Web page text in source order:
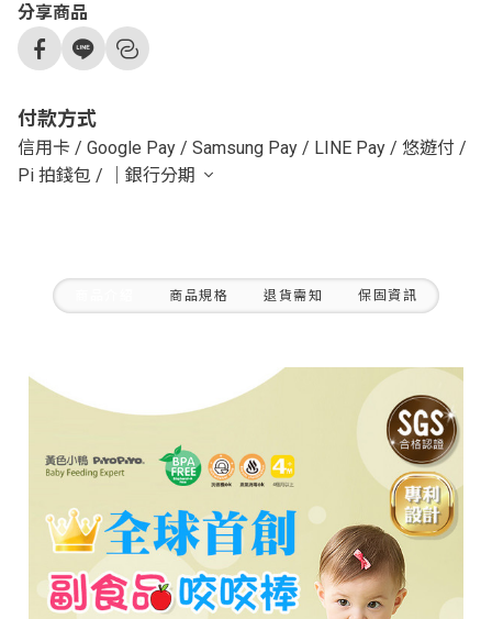
分享商品
付款方式
信用卡 / Google Pay / Samsung Pay / LINE Pay / 悠遊付 /
Pi 拍錢包 / ｜銀行分期
商品規格 退貨需知 保固資訊